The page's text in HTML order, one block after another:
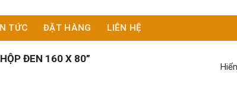
TỨC ĐẶT HÀNG LIÊN HỆ
ĐEN 160 X 80”